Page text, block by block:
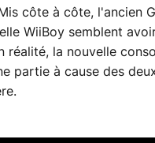
côte à côte, l'ancien
WiiBoy semblent
réalité, la nouvelle
partie à cause des